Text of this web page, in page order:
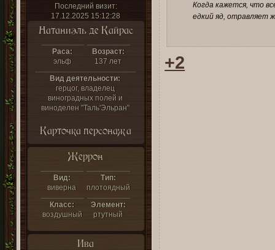
Последний визит:
17.12.2025 15:12:28
Натаниэль де Кайрас
Раса:
эльф
Возраст:
137 лет
Вид деятельности:
герцог, владелец
виноградных полей и
виноделен "Таль'Эльран"
Карточка персонажа
Жеррон
Вид:
виверна
Тип:
плотоядный
Класс:
воздушный
Элемент:
ртутный
Ива
Когда кажется, что
едкий яд, отравляет
+2